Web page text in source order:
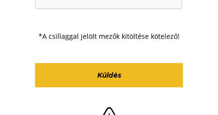
*A csillaggal jelölt mezők kitöltése kötelező!